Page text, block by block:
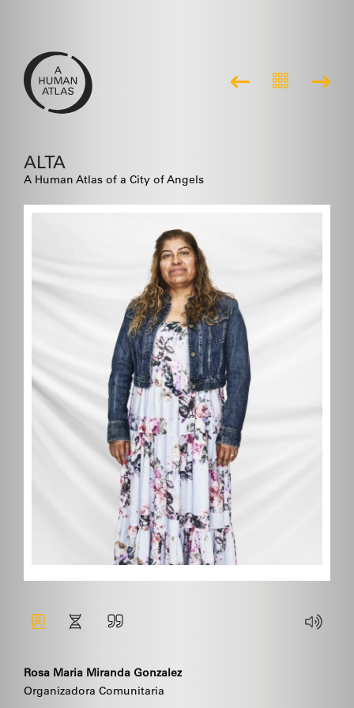
ALTA
A Human Atlas of a City of Angels
El miedo lo perdimos en la
frontera — Vamos a luchar
Rosa Maria Miranda Gonzalez
Organizadora Comunitaria